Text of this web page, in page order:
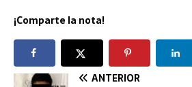
¡Comparte la nota!
ANTERIOR